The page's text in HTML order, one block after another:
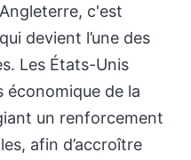
c'est
devient l’une des
Les États-Unis
économique de la
un renforcement
afin d’accroître